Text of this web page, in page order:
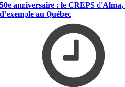
50e anniversaire : le CREPS
d’exemple au Québec